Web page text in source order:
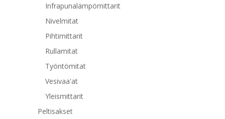
Infrapunalämpömittarit
Nivelmitat
Pihtimittarit
Rullamitat
Työntömitat
Vesivaa'at
Yleismittarit
Peltisakset